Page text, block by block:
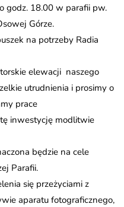
godz. 18.00 w parafii pw.
Górze.
na potrzeby Radia
elewacji naszego
utrudnienia i prosimy o
prace
inwestycję modlitwie
będzie na cele
Parafii.
się przeżyciami z
aparatu fotograficznego,